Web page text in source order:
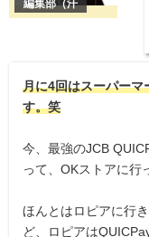
月に4回はスーパーマ
す。笑
今、最強のJCB
って、OKストアに行
ほんとはロピアに行
ど、ロピアは